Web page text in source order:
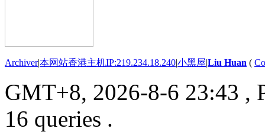
Archiver|本网站香港主机IP:219.234.18.240|小黑屋|Liu Huan (
GMT+8, 2026-8-6 23:43 ,
16 queries .